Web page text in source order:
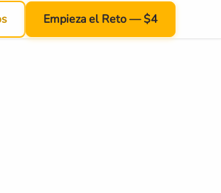
Empieza el Reto — $4